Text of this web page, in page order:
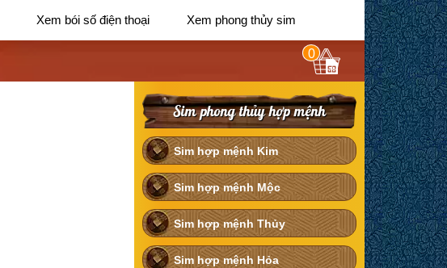
Xem bói số điện thoại Xem phong thủy sim
0
Sim phong thủy hợp mệnh
Sim hợp mệnh Kim
Sim hợp mệnh Mộc
Sim hợp mệnh Thủy
Sim hợp mệnh Hỏa